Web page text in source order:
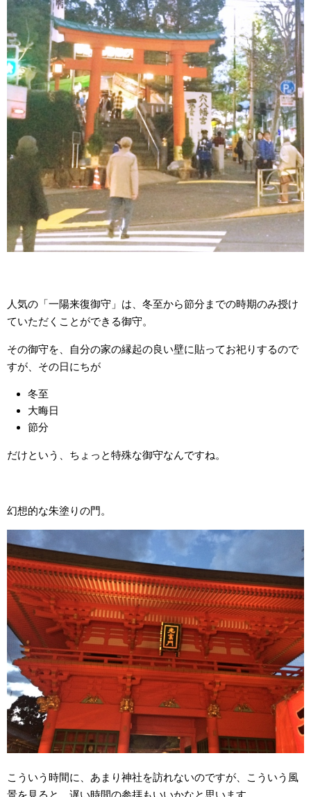
人気の「一陽来復御守」は、冬至から節分までの時期のみ授け
ていただくことができる御守。
その御守を、自分の家の縁起の良い壁に貼ってお祀りするので
すが、その日にちが
冬至
大晦日
節分
だけという、ちょっと特殊な御守なんですね。
幻想的な朱塗りの門。
こういう時間に、あまり神社を訪れないのですが、こういう風